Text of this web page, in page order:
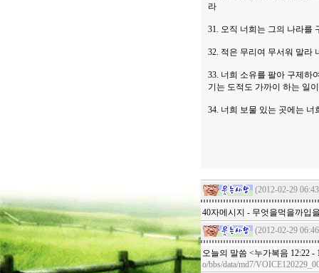
라
31. 오직 너희는 그의 나라를
32. 적은 무리여 무서워 말라
33. 너희 소유를 팔아 구제하
기는 도적도 가까이 하는 일
34. 너희 보물 있는 곳에는 너
(2012-02-29
40자메시지 - 무엇을먹을까입
(2012-02-29
오늘의 말씀 <누가복음 12:22
o/bbs/data/md7/